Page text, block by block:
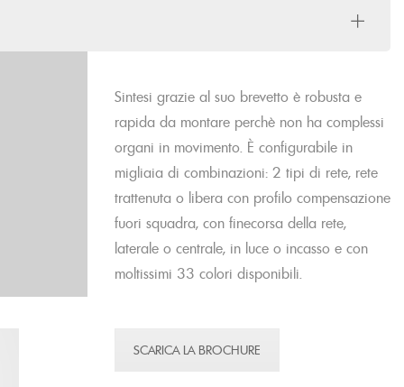
Sintesi grazie al suo brevetto è robusta e
rapida da montare perchè non ha complessi
organi in movimento. È configurabile in
migliaia di combinazioni: 2 tipi di rete, rete
trattenuta o libera con profilo compensazione
fuori squadra, con finecorsa della rete,
laterale o centrale, in luce o incasso e con
moltissimi 33 colori disponibili.
SCARICA LA BROCHURE